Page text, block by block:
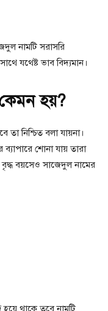
নামটি সরাসরি
যথেষ্ট ভাব বিদ্যমান।
কেমন হয়?
তা নিশ্চিত বলা যায়না।
শোনা যায় তারা
বৃদ্ধ বয়সেও সাজেদুল নামের
থাকে তবে নামটি